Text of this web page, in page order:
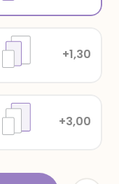
+3,00
+1,30